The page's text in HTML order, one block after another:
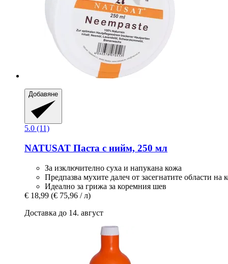
Добавяне
5.0 (11)
NATUSAT Паста с нийм, 250 мл
За изключително суха и напукана кожа
Предпазва мухите далеч от засегнатите области на
Идеално за грижа за коремния шев
€ 18,99 (€ 75,96 / л)
Доставка до 14. август